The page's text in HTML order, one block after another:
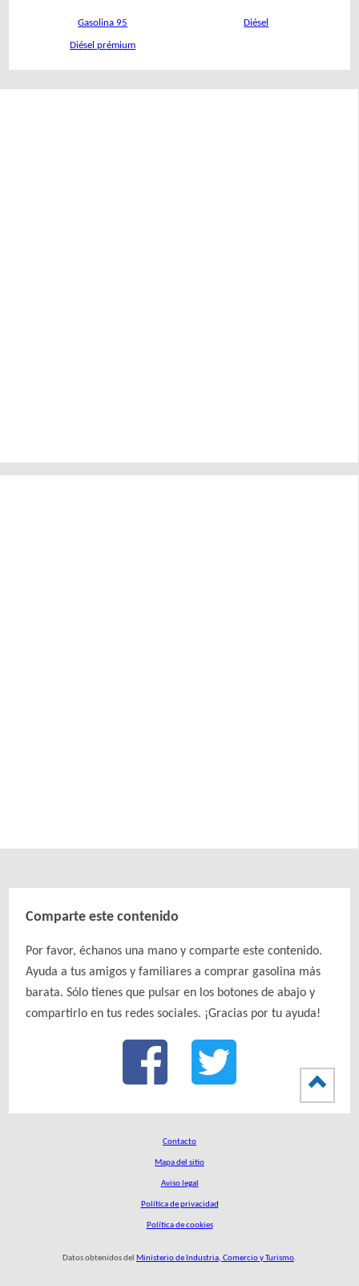
Gasolina 95 Diésel
Diésel prémium
Comparte este contenido
Por favor, échanos una mano y comparte este contenido.
Ayuda a tus amigos y familiares a comprar gasolina más
barata. Sólo tienes que pulsar en los botones de abajo y
compartirlo en tus redes sociales. ¡Gracias por tu ayuda!
Contacto
Mapa del sitio
Aviso legal
Política de privacidad
Política de cookies
Datos obtenidos del Ministerio de Industria, Comercio y Turismo.